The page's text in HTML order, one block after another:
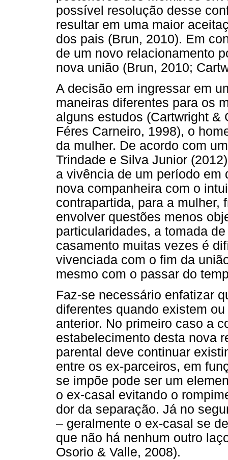
possível resolução desse
resultar em uma maior
dos pais (Brun, 2010). Em
de um novo relacionamento
nova união (Brun, 2010;
A decisão em ingressar em
maneiras diferentes para os
alguns estudos (Cartwright &
Féres Carneiro, 1998), o
da mulher. De acordo com
Trindade e Silva Junior
a vivência de um período em
nova companheira com o
contrapartida, para a mulher,
envolver questões menos
particularidades, a tomada
casamento muitas vezes é
vivenciada com o fim da
mesmo com o passar do
Faz-se necessário enfatizar
diferentes quando existem
anterior. No primeiro caso a
estabelecimento desta nova
parental deve continuar
entre os ex-parceiros, em
se impõe pode ser um
o ex-casal evitando o
dor da separação. Já no
– geralmente o ex-casal se
que não há nenhum outro
Osorio & Valle, 2008).